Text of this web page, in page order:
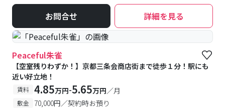
お問合せ 詳細を見る
Peaceful朱雀
【空室残りわずか！】京都三条会商店街まで徒歩１分！駅にも
近い好立地！
賃料 4.85万円-5.65万円／月
敷金 70,000円／契約時お預り